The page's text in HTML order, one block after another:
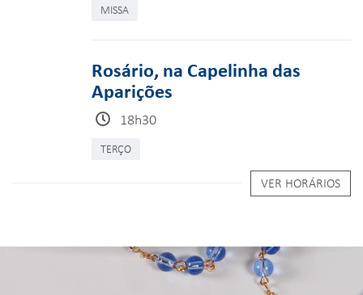
MISSA
Rosário, na Capelinha das
Aparições
18h30
TERÇO
VER HORÁRIOS